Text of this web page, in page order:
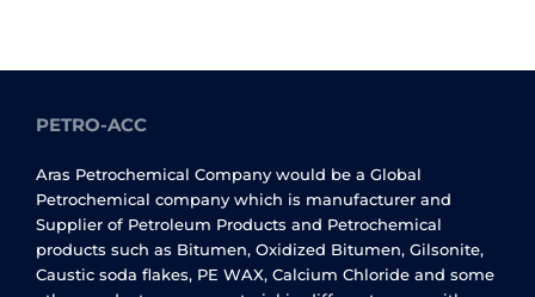
PETRO-ACC
Aras Petrochemical Company would be a Global
Petrochemical company which is manufacturer and
Supplier of Petroleum Products and Petrochemical
products such as Bitumen, Oxidized Bitumen, Gilsonite,
Caustic soda flakes, PE WAX, Calcium Chloride and some